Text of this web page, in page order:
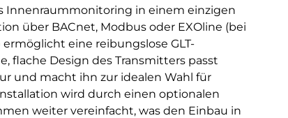
Innenraummonitoring in einem einzigen
über BACnet, Modbus oder EXOline (bei
eine reibungslose GLT-
flache Design des Transmitters passt
und macht ihn zur idealen Wahl für
wird durch einen optionalen
weiter vereinfacht, was den Einbau in